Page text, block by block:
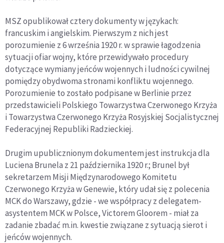
MSZ opublikował cztery dokumenty w językach:
francuskim i angielskim. Pierwszym z nich jest
porozumienie z 6 września 1920 r. w sprawie łagodzenia
sytuacji ofiar wojny, które przewidywało procedury
dotyczące wymiany jeńców wojennych i ludności cywilnej
pomiędzy obydwoma stronami konfliktu wojennego.
Porozumienie to zostało podpisane w Berlinie przez
przedstawicieli Polskiego Towarzystwa Czerwonego Krzyża
i Towarzystwa Czerwonego Krzyża Rosyjskiej Socjalistycznej
Federacyjnej Republiki Radzieckiej.
Drugim upublicznionym dokumentem jest instrukcja dla
Luciena Brunela z 21 października 1920 r.; Brunel był
sekretarzem Misji Międzynarodowego Komitetu
Czerwonego Krzyża w Genewie, który udał się z polecenia
MCK do Warszawy, gdzie - we współpracy z delegatem-
asystentem MCK w Polsce, Victorem Gloorem - miał za
zadanie zbadać m.in. kwestie związane z sytuacją sierot i
jeńców wojennych.